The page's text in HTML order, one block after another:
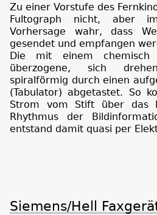
Zu einer Vorstufe des
Fultograph nicht, aber
Vorhersage wahr, dass
gesendet und empfangen
Die mit einem chemisch
überzogene, sich
spiralförmig durch einen
(Tabulator) abgetastet. So
Strom vom Stift über das
Rhythmus der
entstand damit quasi per
Siemens/Hell